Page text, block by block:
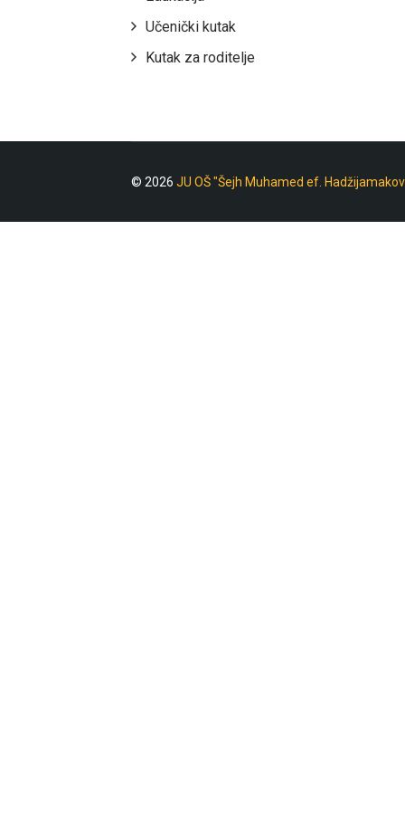
Učenički kutak
Kutak za roditelje
© 2026 JU OŠ "Šejh Muhamed ef.